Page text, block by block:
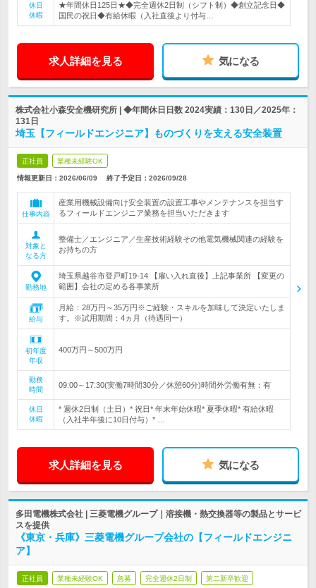
休日
休暇
★年間休日125日★◆完全週休2日制（シフト制）◆創立記念日◆
国民の祝日◆有給休暇（入社直後より付与…
求人詳細を見る 気になる
株式会社小森安全機研究所 | ◆年間休日日数 2024実績：130日／2025年：
131日
埼玉【フィールドエンジニア】ものづくりを支える安全装置
正社員 業種未経験OK
情報更新日：2026/06/09 終了予定日： 2026/09/28
仕事内容
産業用機械設備向け安全装置の設置工事やメンテナンスを担当す
るフィールドエンジニア業務を担当いただきます
対象と
なる方
整備士／エンジニア／生産技術経験その他電気機械関連の経験を
お持ちの方
勤務地
埼玉県越谷市登戸町19-14 【雇い入れ直後】上記事業所 【変更の
範囲】会社の定める各事業所
給与
月給：28万円～35万円※ご経験・スキルを加味して決定いたしま
す。※試用期間：4ヵ月（待遇同一）
初年度
年収
400万円～500万円
勤務
時間
09:00～17:30(実働7時間30分／休憩60分)時間外労働有無：有
休日
休暇
* 週休2日制（土日）* 祝日* 年末年始休暇* 夏季休暇* 有給休暇
（入社半年後に10日付与）* …
求人詳細を見る 気になる
多田電機株式会社 | 三菱電機グループ｜溶接機・熱交換器等の製品とサービ
スを提供
《東京・兵庫》三菱電機グループ会社の【フィールドエンジニ
ア】
正社員 業種未経験OK 急募 完全週休2日制 第二新卒歓迎